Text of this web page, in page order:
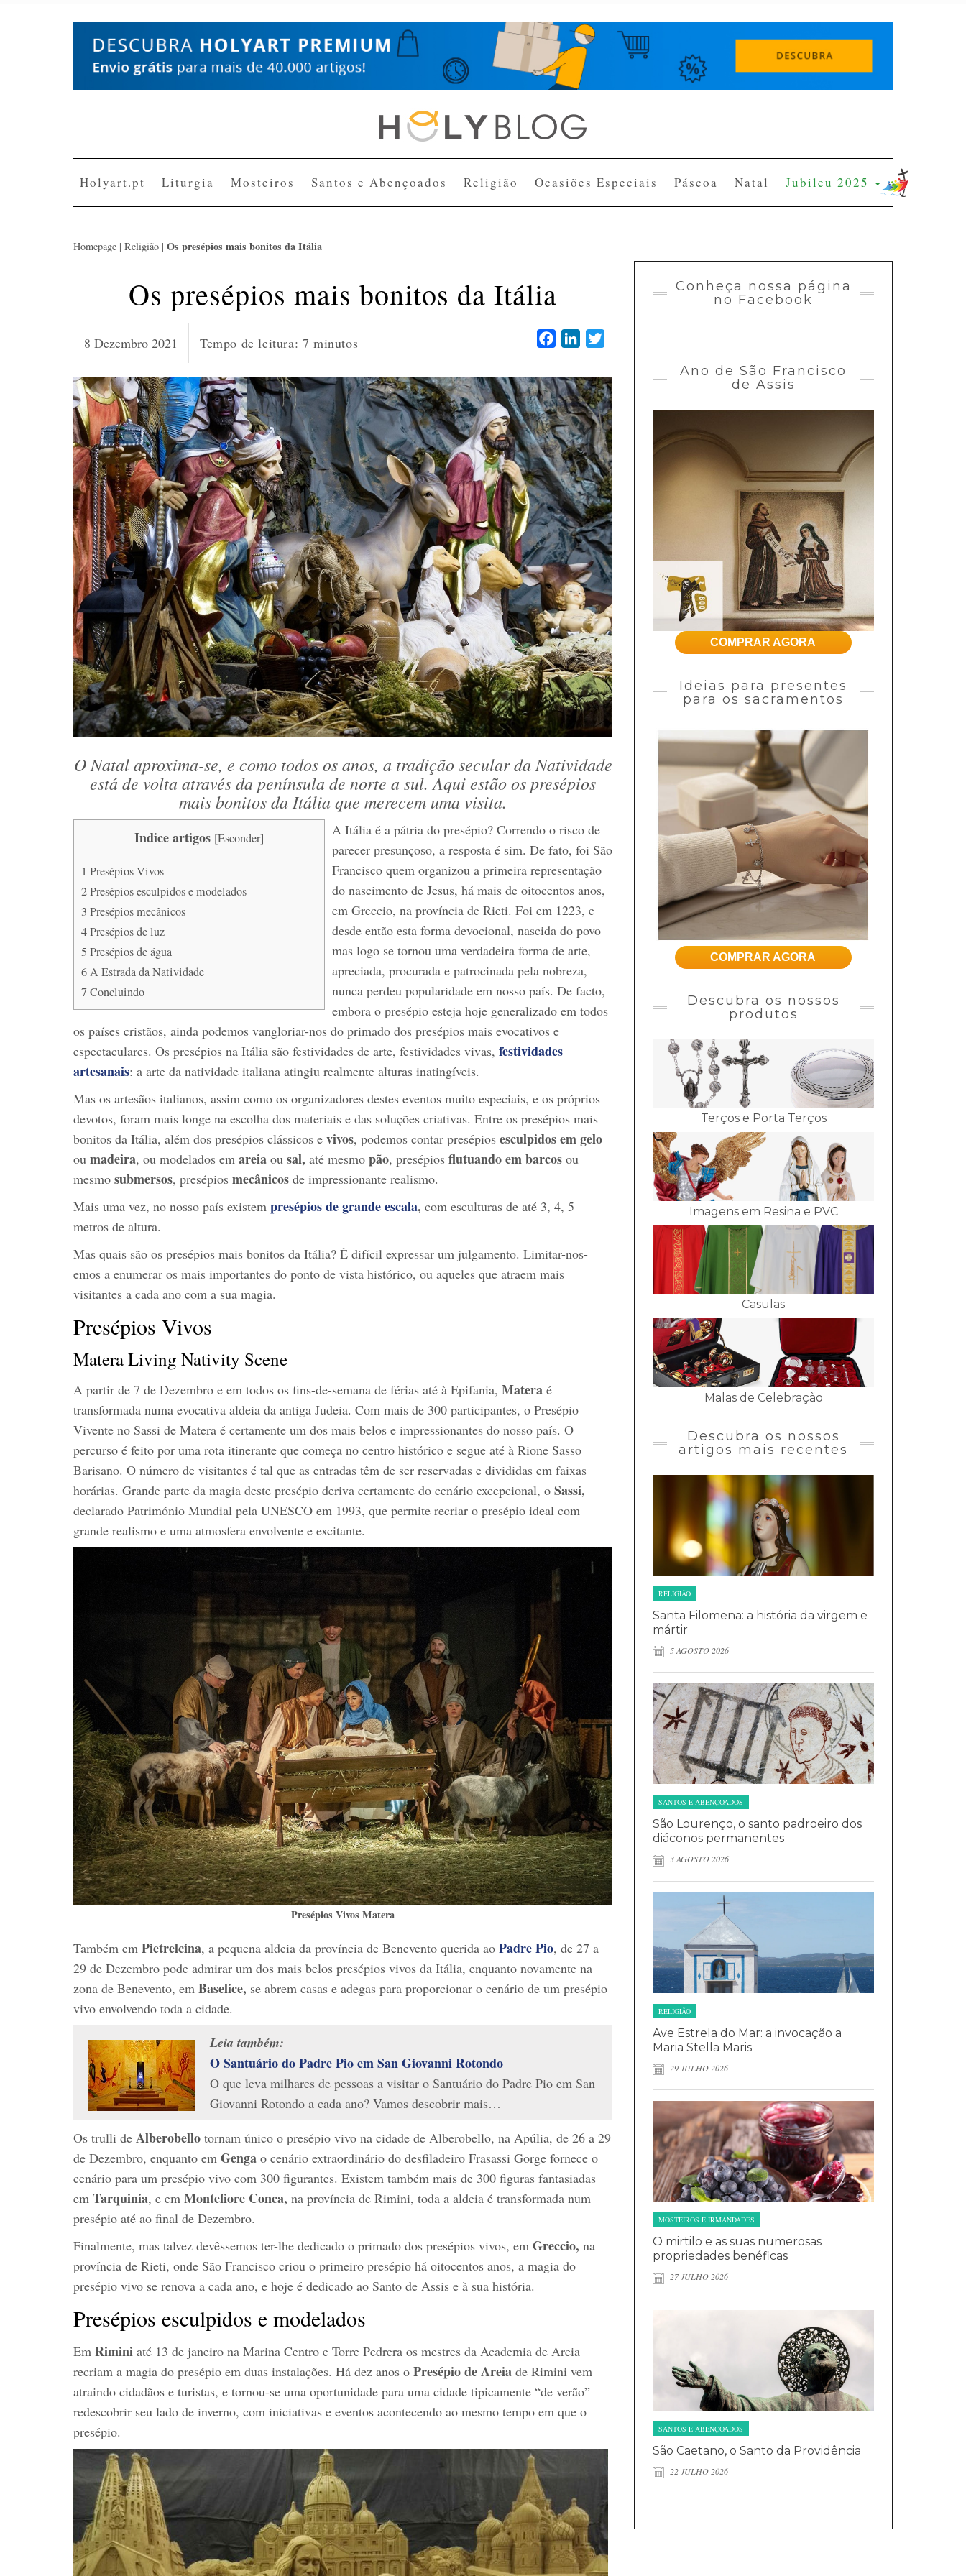
Holyart.pt Liturgia Mosteiros Santos e Abençoados Religião Ocasiões Especiais Páscoa Natal Jubileu 2025
Homepage | Religião | Os presépios mais bonitos da Itália
Os presépios mais bonitos da Itália
8 Dezembro 2021 Tempo de leitura: 7 minutos FacebookLinkedIn
O Natal aproxima-se, e como todos os anos, a tradição secular da Natividade
está de volta através da península de norte a sul. Aqui estão os presépios
mais bonitos da Itália que merecem uma visita.
Indice artigos [Esconder]
1 Presépios Vivos
2Presépios esculpidos e modelados
3 Presépios mecânicos
4Presépios de luz
5 Presépios de água
6A Estrada da Natividade
7Concluindo
A Itália é a pátria do presépio? Correndo o risco de
parecer presunçoso, a resposta é sim. De fato, foi São
Francisco quem organizou a primeira representação
do nascimento de Jesus, há mais de oitocentos anos,
em Greccio, na província de Rieti. Foi em 1223, e
desde então esta forma devocional, nascida do povo
mas logo se tornou uma verdadeira forma de arte,
apreciada, procurada e patrocinada pela nobreza,
nunca perdeu popularidade em nosso país. De facto,
embora o presépio esteja hoje generalizado em todos
os países cristãos, ainda podemos vangloriar-nos do primado dos presépios mais evocativos e
espectaculares. Os presépios na Itália são festividades de arte, festividades vivas, festividades
artesanais: a arte da natividade italiana atingiu realmente alturas inatingíveis.
Mas os artesãos italianos, assim como os organizadores destes eventos muito especiais, e os próprios
devotos, foram mais longe na escolha dos materiais e das soluções criativas. Entre os presépios mais
bonitos da Itália, além dos presépios clássicos e vivos, podemos contar presépios esculpidos em gelo
ou madeira, ou modelados em areia ou sal, até mesmo pão, presépios flutuando em barcos ou
mesmo submersos, presépios mecânicos de impressionante realismo.
Mais uma vez, no nosso país existem presépios de grande escala, com esculturas de até 3, 4, 5
metros de altura.
Mas quais são os presépios mais bonitos da Itália? É difícil expressar um julgamento. Limitar-nos-
emos a enumerar os mais importantes do ponto de vista histórico, ou aqueles que atraem mais
visitantes a cada ano com a sua magia.
Presépios Vivos
Matera Living Nativity Scene
A partir de 7 de Dezembro e em todos os fins-de-semana de férias até à Epifania, Matera é
transformada numa evocativa aldeia da antiga Judeia. Com mais de 300 participantes, o Presépio
Vivente no Sassi de Matera é certamente um dos mais belos e impressionantes do nosso país. O
percurso é feito por uma rota itinerante que começa no centro histórico e segue até à Rione Sasso
Barisano. O número de visitantes é tal que as entradas têm de ser reservadas e divididas em faixas
horárias. Grande parte da magia deste presépio deriva certamente do cenário excepcional, o Sassi,
declarado Património Mundial pela UNESCO em 1993, que permite recriar o presépio ideal com
grande realismo e uma atmosfera envolvente e excitante.
Presépios Vivos Matera
Também em Pietrelcina, a pequena aldeia da província de Benevento querida ao Padre Pio, de 27 a
29 de Dezembro pode admirar um dos mais belos presépios vivos da Itália, enquanto novamente na
zona de Benevento, em Baselice, se abrem casas e adegas para proporcionar o cenário de um presépio
vivo envolvendo toda a cidade.
Leia também:
O Santuário do Padre Pio em San Giovanni Rotondo
O que leva milhares de pessoas a visitar o Santuário do Padre Pio em San
Giovanni Rotondo a cada ano? Vamos descobrir mais…
Os trulli de Alberobello tornam único o presépio vivo na cidade de Alberobello, na Apúlia, de 26 a 29
de Dezembro, enquanto em Genga o cenário extraordinário do desfiladeiro Frasassi Gorge fornece o
cenário para um presépio vivo com 300 figurantes. Existem também mais de 300 figuras fantasiadas
em Tarquinia, e em Montefiore Conca, na província de Rimini, toda a aldeia é transformada num
presépio até ao final de Dezembro.
Finalmente, mas talvez devêssemos ter-lhe dedicado o primado dos presépios vivos, em Greccio, na
província de Rieti, onde São Francisco criou o primeiro presépio há oitocentos anos, a magia do
presépio vivo se renova a cada ano, e hoje é dedicado ao Santo de Assis e à sua história.
Presépios esculpidos e modelados
Em Rimini até 13 de janeiro na Marina Centro e Torre Pedrera os mestres da Academia de Areia
recriam a magia do presépio em duas instalações. Há dez anos o Presépio de Areia de Rimini vem
atraindo cidadãos e turistas, e tornou-se uma oportunidade para uma cidade tipicamente “de verão”
redescobrir seu lado de inverno, com iniciativas e eventos acontecendo ao mesmo tempo em que o
presépio.
Conheça nossa página
no Facebook
Ano de São Francisco
de Assis
COMPRAR AGORA
Ideias para presentes
para os sacramentos
COMPRAR AGORA
Descubra os nossos
produtos
Terços e Porta Terços
Imagens em Resina e PVC
Casulas
Malas de Celebração
Descubra os nossos
artigos mais recentes
RELIGIÃO
Santa Filomena: a história da virgem e
mártir
5 AGOSTO 2026
SANTOS E ABENÇOADOS
São Lourenço, o santo padroeiro dos
diáconos permanentes
3 AGOSTO 2026
RELIGIÃO
Ave Estrela do Mar: a invocação a
Maria Stella Maris
29 JULHO 2026
MOSTEIROS E IRMANDADES
O mirtilo e as suas numerosas
propriedades benéficas
27 JULHO 2026
SANTOS E ABENÇOADOS
São Caetano, o Santo da Providência
22 JULHO 2026